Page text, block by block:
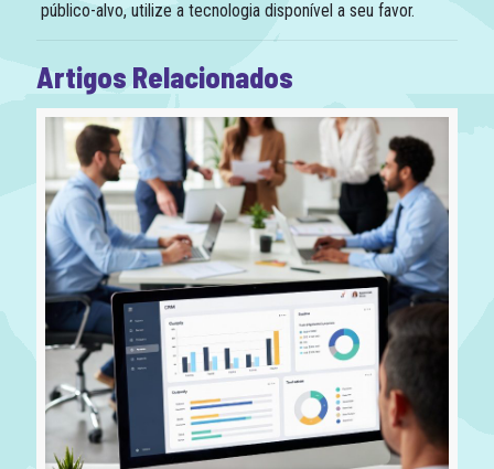
público-alvo, utilize a tecnologia disponível a seu favor.
Artigos Relacionados